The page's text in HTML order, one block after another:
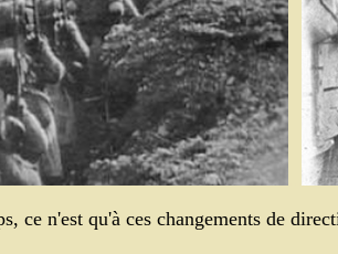
ce n'est qu'à ces changements de